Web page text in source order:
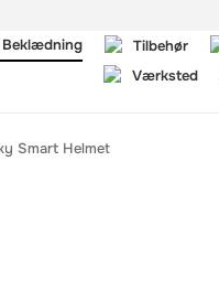
Beklædning Tilbehør
Værksted
Smart Helmet